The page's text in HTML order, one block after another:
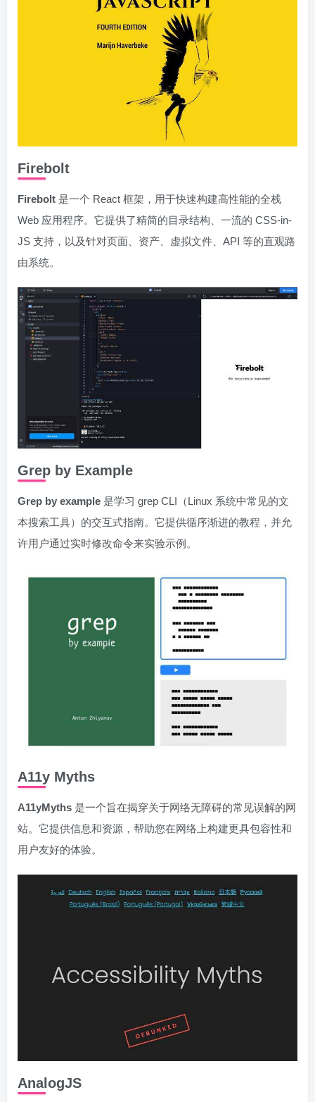
Firebolt
Firebolt 是一个 React 框架，用于快速构建高性能的全栈
Web 应用程序。它提供了精简的目录结构、一流的 CSS-in-
JS 支持，以及针对页面、资产、虚拟文件、API 等的直观路
由系统。
Grep by Example
Grep by example 是学习 grep CLI（Linux 系统中常见的文
本搜索工具）的交互式指南。它提供循序渐进的教程，并允
许用户通过实时修改命令来实验示例。
A11y Myths
A11yMyths 是一个旨在揭穿关于网络无障碍的常见误解的网
站。它提供信息和资源，帮助您在网络上构建更具包容性和
用户友好的体验。
AnalogJS